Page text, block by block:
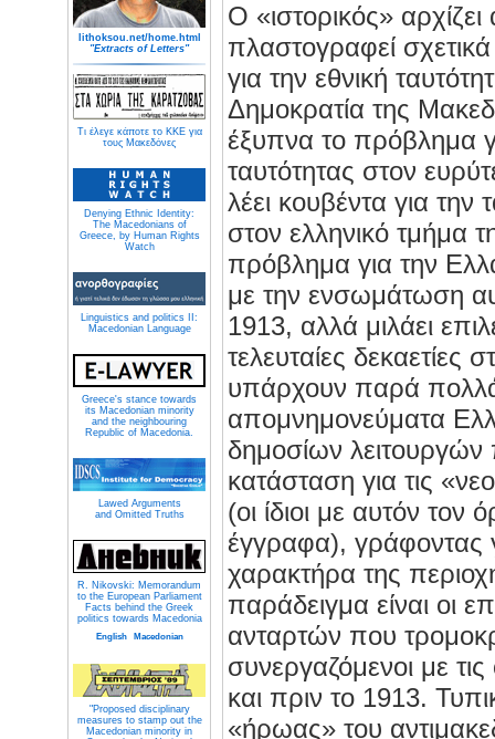
lithoksou.net/home.html
"Extracts of Letters"
Τι έλεγε κάποτε το ΚΚΕ για
τους Μακεδόνες
Denying Ethnic Identity:
The Macedonians of
Greece, by Human Rights
Watch
Linguistics and politics II:
Macedonian Language
Greece's stance towards
its Macedonian minority
and the neighbouring
Republic of Macedonia.
Lawed Arguments
and Omitted Truths
R. Nikovski: Memorandum
to the European Parliament
Facts behind the Greek
politics towards Macedonia
English Macedonian
"Proposed disciplinary
measures to stamp out the
Macedonian minority in
Ο «ιστορικός»
πλαστογραφεί
για την εθνική
Δημοκρατία της
έξυπνα το πρόβλημα
ταυτότητας στον
λέει κουβέντα για
στον ελληνικό τμήμα
πρόβλημα για την
με την ενσωμάτωση
1913, αλλά μιλάει
τελευταίες
υπάρχουν παρά
απομνημονεύματα
δημοσίων λειτουργών
κατάσταση για τις
(οι ίδιοι με αυτόν τον
έγγραφα), γράφοντας
χαρακτήρα της
παράδειγμα είναι οι
ανταρτών που
συνεργαζόμενοι με
και πριν το 1913.
«ήρωας» του